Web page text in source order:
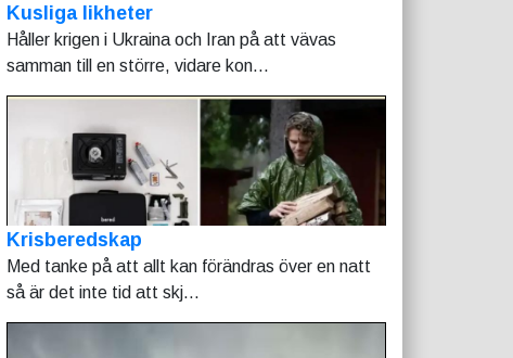
Kusliga likheter
Håller krigen i Ukraina och Iran på att vävas
samman till en större, vidare kon...
Krisberedskap
Med tanke på att allt kan förändras över en natt
så är det inte tid att skj...